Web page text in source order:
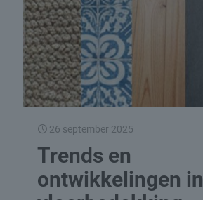
26 september 2025
Trends en
ontwikkelingen in